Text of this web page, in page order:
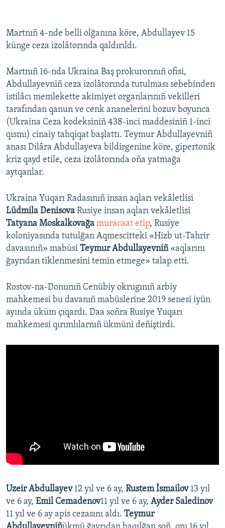
Martnıñ 4-nde belli olğanına köre, Abdullayev 15
künge ceza izolâtorında qaldırıldı.
Martnıñ 16-nda Ukraina Baş prokurorınıñ ofisi,
Abdullayevniñ ceza izolâtorında tutulması sebebinden
istilâcı memlekette akimiyet organlarınıñ vekilleri
tarafından qanun ve cenk ananelerini bozuv boyunca
(Ukraina Ceza kodeksiniñ 438-inci maddesiniñ 1-inci
qısmı) cinaiy tahqiqat başlattı. Teymur Abdullayevniñ
anası Dilâra Abdullayeva bildirgenine köre, gipertonik
kriz qayd etile, ceza izolâtorında oña yatmağa
aytqanlar.
Ukraina Yuqarı Radasınıñ insan aqları vekâletlisi
Lüdmila Denisova Rusiye insan aqları vekâletlisi
Tatyana Moskalkovağa muracaat etip, Rusiye
koloniyasında tutulğan Aqmescitteki «Hizb ut-Tahrir
davasınıñ» mabüsi Teymur Abdullayevniñ «aqlarını
ğayrıdan tiklenmesini temin etmege» talap etti.
Rostov-na-Donunıñ Cenübiy okrugınıñ arbiy
mahkemesi bu davanıñ mabüslerine 2019 senesi iyün
ayında üküm çıqardı. Daa soñra Rusiye Yuqarı
mahkemesi qırımlılarnıñ ükmüni deñiştirdi.
Uzeir Abdullayev12 yıl ve 6 ay, Rustem İsmailov13 yıl
ve 6 ay, Emil Cemadenov11 yıl ve 6 ay, Ayder Saledinov
11 yıl ve 6 ay apis cezasını aldı. Teymur